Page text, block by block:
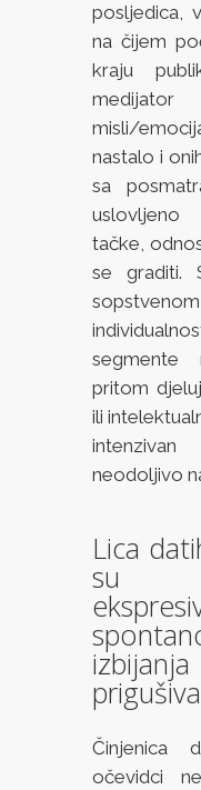
posljedica,
na čijem
kraju
misli/
nastalo i
sa
uslovljeno
tačke,
se graditi.
segmente
pritom
ili
neodoljivo
Lica
su
Činjenica
očevidci